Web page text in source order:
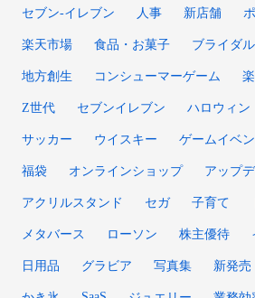
セブン‐イレブン 人事 新店舗
楽天市場 食品・お菓子 ブライダル
地方創生 コンシューマーゲーム
Z世代 セブンイレブン ハロウィン
サッカー ウイスキー ゲームイベン
福袋 オンラインショップ アップ
アクリルスタンド セガ 子育て
メタバース ローソン 株主優待
日用品 グラビア 写真集 新発売